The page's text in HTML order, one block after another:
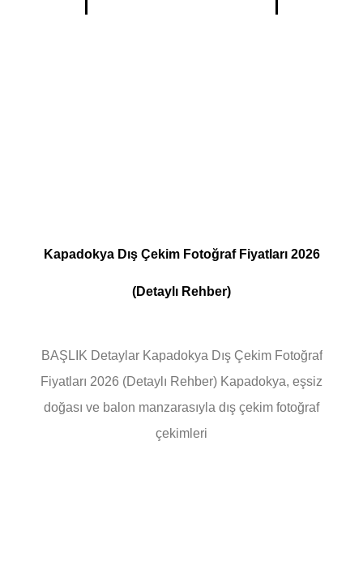
Kapadokya Dış Çekim Fotoğraf Fiyatları 2026
(Detaylı Rehber)
BAŞLIK Detaylar Kapadokya Dış Çekim Fotoğraf
Fiyatları 2026 (Detaylı Rehber) Kapadokya, eşsiz
doğası ve balon manzarasıyla dış çekim fotoğraf
çekimleri